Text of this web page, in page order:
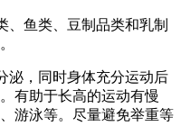
鱼类、豆制品类和乳制
，同时身体充分运动后
有助于长高的运动有慢
游泳等。尽量避免举重等